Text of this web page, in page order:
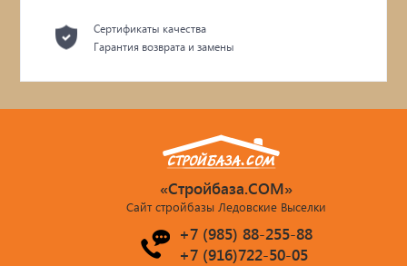
Сертификаты качества
Гарантия возврата и замены
«Стройбаза.COM»
Сайт стройбазы Ледовские Выселки
+7 (985) 88-255-88
+7 (916)722-50-05